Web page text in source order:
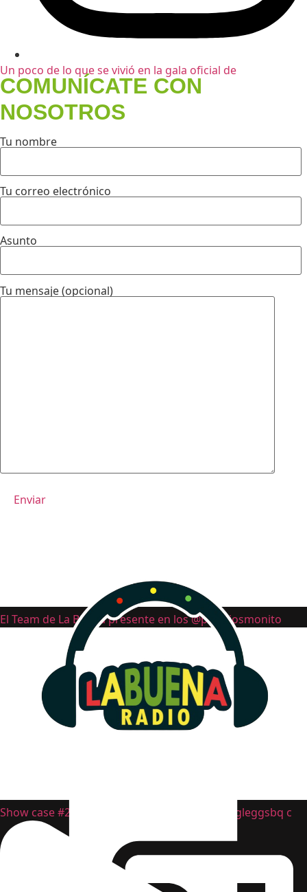
Un poco de lo que se vivió en la gala oficial de
El Team de La Buena presente en los @premiosmonito
Show case #2 de @premiosmonitor en @froggleggsbq c
COMUNÍCATE CON
NOSOTROS
Tu nombre
Tu correo electrónico
Asunto
Tu mensaje (opcional)